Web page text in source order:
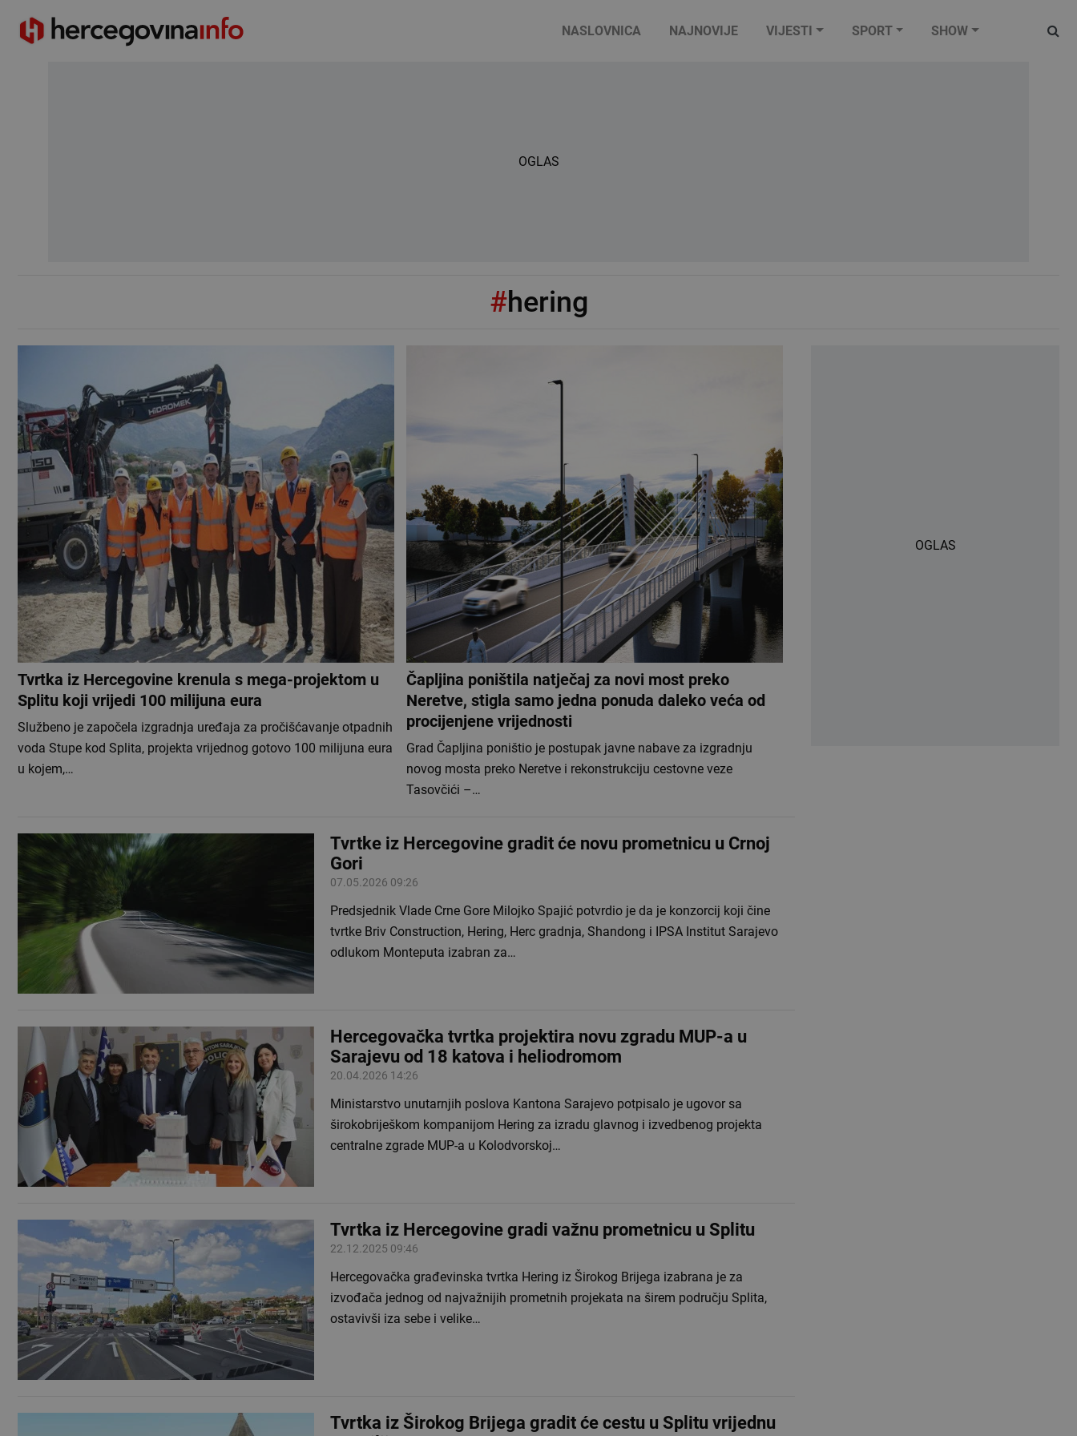
NASLOVNICA NAJNOVIJE VIJESTI SPORT SHOW
OGLAS
#hering
Tvrtka iz Hercegovine krenula s mega-projektom u
Splitu koji vrijedi 100 milijuna eura
Službeno je započela izgradnja uređaja za pročišćavanje otpadnih
voda Stupe kod Splita, projekta vrijednog gotovo 100 milijuna eura
u kojem,…
Čapljina poništila natječaj za novi most preko
Neretve, stigla samo jedna ponuda daleko veća od
procijenjene vrijednosti
Grad Čapljina poništio je postupak javne nabave za izgradnju
novog mosta preko Neretve i rekonstrukciju cestovne veze
Tasovčići –…
Tvrtke iz Hercegovine gradit će novu prometnicu u Crnoj
Gori
07.05.2026 09:26
Predsjednik Vlade Crne Gore Milojko Spajić potvrdio je da je konzorcij koji čine
tvrtke Briv Construction, Hering, Herc gradnja, Shandong i IPSA Institut Sarajevo
odlukom Monteputa izabran za…
Hercegovačka tvrtka projektira novu zgradu MUP-a u
Sarajevu od 18 katova i heliodromom
20.04.2026 14:26
Ministarstvo unutarnjih poslova Kantona Sarajevo potpisalo je ugovor sa
širokobriješkom kompanijom Hering za izradu glavnog i izvedbenog projekta
centralne zgrade MUP-a u Kolodvorskoj…
Tvrtka iz Hercegovine gradi važnu prometnicu u Splitu
22.12.2025 09:46
Hercegovačka građevinska tvrtka Hering iz Širokog Brijega izabrana je za
izvođača jednog od najvažnijih prometnih projekata na širem području Splita,
ostavivši iza sebe i velike…
Tvrtka iz Širokog Brijega gradit će cestu u Splitu vrijednu
OGLAS